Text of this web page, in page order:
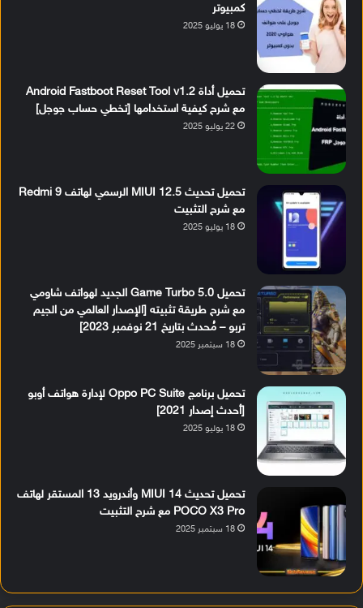
كمبيوتر
18 يوليو 2025
تحميل أداة Android Fastboot Reset Tool v1.2
مع شرح كيفية استخدامها [تخطي حساب جوجل]
22 يوليو 2025
تحميل تحديث MIUI 12.5 الرسمي لهاتف Redmi 9
مع شرح التثبيت
18 يوليو 2025
تحميل Game Turbo 5.0 الجديد لهواتف شاومي
مع شرح طريقة تثبيته [الإصدار العالمي من الجيم
تربو – مُحدث بتاريخ 21 نوفمبر 2023]
18 سبتمبر 2025
تحميل برنامج Oppo PC Suite لإدارة هواتف أوبو
[أحدث إصدار 2021]
18 يوليو 2025
تحميل تحديث MIUI 14 وأندرويد 13 المستقر لهاتف
POCO X3 Pro مع شرح التثبيت
18 سبتمبر 2025